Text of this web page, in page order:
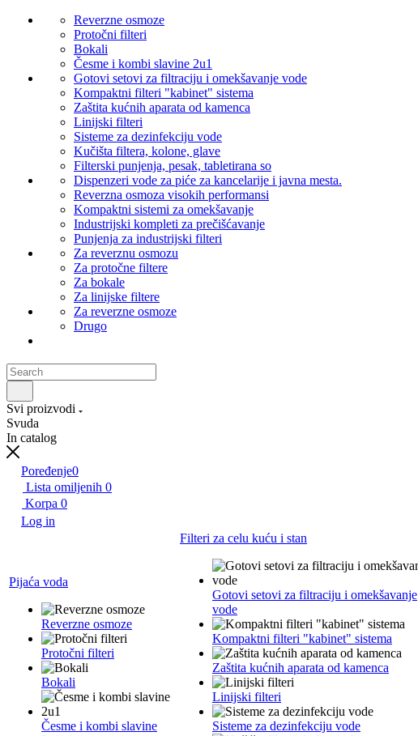
Reverzne osmoze
Protočni filteri
Bokali
Česme i kombi slavine 2u1
Gotovi setovi za filtraciju i omekšavanje vode
Kompaktni filteri "kabinet" sistema
Zaštita kućnih aparata od kamenca
Linijski filteri
Sisteme za dezinfekciju vode
Kučišta filtera, kolone, glave
Filterski punjenja, pesak, tabletirana so
Dispenzeri vode za piće za kancelarije i javna mesta.
Reverzna osmoza visokih performansi
Kompaktni sistemi za omekšavanje
Industrijski kompleti za prečišćavanje
Punjenja za industrijski filteri
Za reverznu osmozu
Za protočne filtere
Za bokale
Za linijske filtere
Za reverzne osmoze
Drugo
Svi proizvodi
Svuda
In catalog
Poređenje0
Lista omiljenih 0
Korpa 0
Log in
Pijaća voda
Reverzne osmoze
Protočni filteri
Bokali
Česme i kombi slavine
Filteri za celu kuću i stan
Gotovi setovi za filtraciju i omekšavanje
vode
Kompaktni filteri "kabinet" sistema
Zaštita kućnih aparata od kamenca
Linijski filteri
Sisteme za dezinfekciju vode